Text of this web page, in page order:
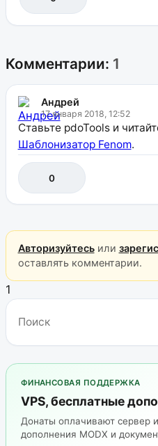
Комментарии: 1
Андрей
17 января 2018, 12:52
Ставьте pdoTools и
Шаблонизатор Fenom.
0
Авторизуйтесьили
оставлять комментарии.
1
ФИНАНСОВАЯ ПОДДЕРЖКА
VPS, бесплатные
Донаты оплачивают сервер
дополнения MODX и